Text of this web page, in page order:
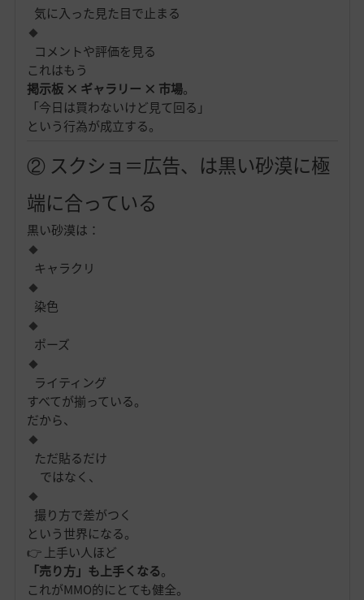
気に入った見た目で止まる
コメントや評価を見る
これはもう
掲示板 × ギャラリー × 市場。
「今日は買わないけど見て回る」
という行為が成立する。
② スクショ＝広告、は黒い砂漠に極
端に合っている
黒い砂漠は：
キャラクリ
染色
ポーズ
ライティング
すべてが揃っている。
だから、
ただ貼るだけ
ではなく、
撮り方で差がつく
という世界になる。
👉 上手い人ほど
「売り方」も上手くなる。
これがMMO的にとても健全。